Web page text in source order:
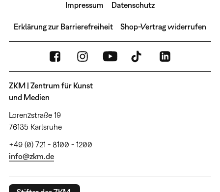
Impressum Datenschutz
Erklärung zur Barrierefreiheit Shop-Vertrag widerrufen
ZKM | Zentrum für Kunst
und Medien
Lorenzstraße 19
76135 Karlsruhe
+49 (0) 721 - 8100 - 1200
info@zkm.de